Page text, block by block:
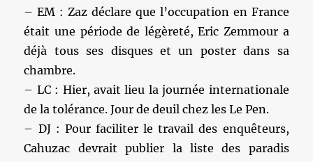
– EM : Zaz déclare que l’occupation en France
était une période de légèreté, Eric Zemmour a
déjà tous ses disques et un poster dans sa
chambre.
– LC : Hier, avait lieu la journée internationale
de la tolérance. Jour de deuil chez les Le Pen.
– DJ : Pour faciliter le travail des enquêteurs,
Cahuzac devrait publier la liste des paradis